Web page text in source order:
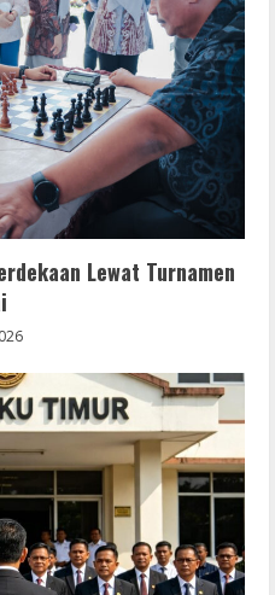
Lewat Turnamen